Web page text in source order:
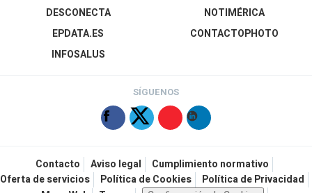
DESCONECTA
EPDATA.ES
INFOSALUS
NOTIMÉRICA
CONTACTOPHOTO
SÍGUENOS
Contacto Aviso legal
Cumplimiento normativo
Oferta de servicios
Política de Cookies
Política de Privacidad